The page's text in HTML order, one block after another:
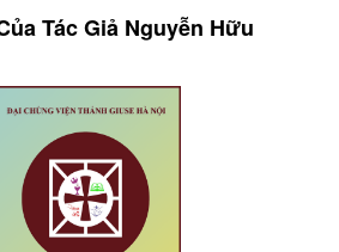
Tác Giả Nguyễn Hữu